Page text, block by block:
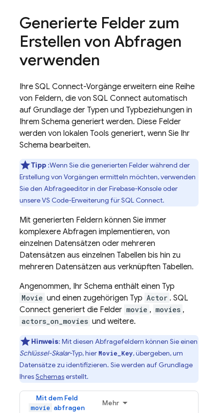
Generierte Felder zum
Erstellen von Abfragen
verwenden
Ihre SQL Connect-Vorgänge erweitern eine Reihe
von Feldern, die von SQL Connect automatisch
auf Grundlage der Typen und Typbeziehungen in
Ihrem Schema generiert werden. Diese Felder
werden von lokalen Tools generiert, wenn Sie Ihr
Schema bearbeiten.
Tipp :Wenn Sie die generierten Felder während der
Erstellung von Vorgängen ermitteln möchten, verwenden
Sie den Abfrageeditor in derFirebase-Konsole oder
unsere VS Code-Erweiterung für SQL Connect.
Mit generierten Feldern können Sie immer
komplexere Abfragen implementieren, von
einzelnen Datensätzen oder mehreren
Datensätzen aus einzelnen Tabellen bis hin zu
mehreren Datensätzen aus verknüpften Tabellen.
Angenommen, Ihr Schema enthält einen Typ
Movie und einen zugehörigen Typ Actor . SQL
Connect generiert die Felder movie , movies ,
actors_on_movies und weitere.
Hinweis: Mit diesen Abfragefeldern können Sie einen
Schlüssel-Skalar-Typ, hier Movie_Key, übergeben, um
Datensätze zu identifizieren. Sie werden auf Grundlage
IhresSchemaserstellt.
Mit dem Feld
movie abfragen
Mehr